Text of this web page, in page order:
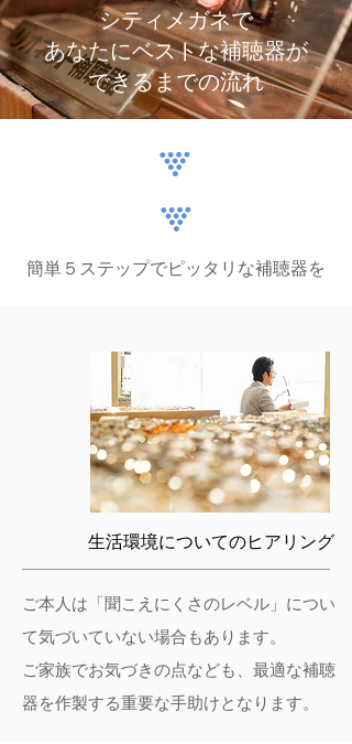
シティメガネで
​あなたにベストな補聴器が
できるまでの流れ
簡単５ステップでピッタリな補聴器を
生活環境についてのヒアリング
ご本人は「聞こえにくさのレベル」につい
て気づいていない場合もあります。
​ご家族でお気づきの点なども、最適な補聴
器を作製する重要な手助けとなります。